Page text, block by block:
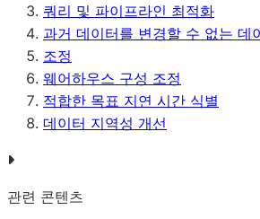
쿼리 및 파이프라인 최적화
과거 데이터를 변경할 수 없는 데
조정
웨어하우스 구성 조정
적합한 목표 지연 시간 식별
데이터 지역성 개선
관련 콘텐츠